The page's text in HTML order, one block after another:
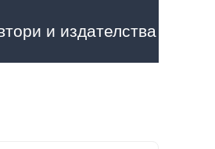
и издателства